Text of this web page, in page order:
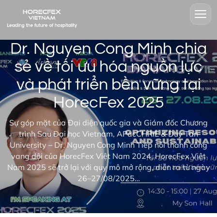
Dr. Nguyen Cong Minh chia
sẻ về tối ưu hóa nguồn lực
và phát triển bền vững tại
HorecFex 2025
Sự góp mặt của Đại diện quốc gia và Giám đốc Chương
trình Sau Đại học Vietnam, APacCHRIE & Duy Tan
University – Dr. Nguyen Cong Minh Tiếp nối thành công
vang dội của HorecFex Việt Nam 2024, HorecFex Việt
Nam 2025 sẽ trở lại với quy mô mở rộng, diễn ra từ ngày
26–27/08/2025…